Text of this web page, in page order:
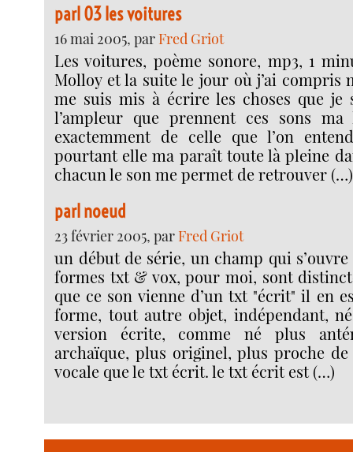
parl 03 les voitures
16 mai 2005, par Fred Griot
Les voitures, poème sonore, mp3, 1
Molloy et la suite le jour où j’ai compris
me suis mis à écrire les choses que je
l’ampleur que prennent ces sons ma
exactemment de celle que l’on
pourtant elle ma paraît toute là pleine
chacun le son me permet de retrouver (…)
parl noeud
23 février 2005, par Fred Griot
un début de série, un champ qui s’ouvre
formes txt & vox, pour moi, sont
que ce son vienne d’un txt "écrit" il en
forme, tout autre objet, indépendant,
version écrite, comme né plus
archaïque, plus originel, plus proche
vocale que le txt écrit. le txt écrit est (…)